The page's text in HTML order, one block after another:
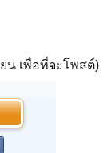
น เพื่อที่จะโพสต์)